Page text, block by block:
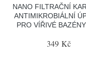
NANO FILTRAČNÍ
ANTIMIKROBIÁLNÍ
PRO VÍŘIVÉ
349 Kč